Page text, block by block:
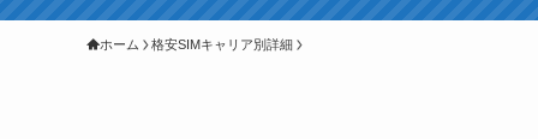
ホーム 格安SIMキャリア別詳細